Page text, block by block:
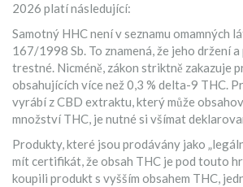
2026 platí následující:
Samotný HHC není v seznamu omamných
167/1998 Sb. To znamená, že jeho držení
trestné. Nicméně, zákon striktně zakazuje
obsahujících více než 0,3 % delta-9 THC.
vyrábí z CBD extraktu, který může
množství THC, je nutné si všímat
Produkty, které jsou prodávány jako
mít certifikát, že obsah THC je pod touto
koupili produkt s vyšším obsahem THC,